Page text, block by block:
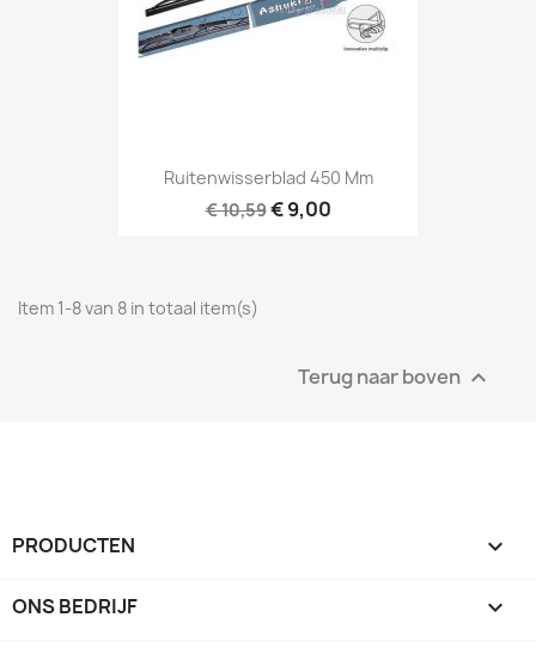
Ruitenwisserblad 450 Mm
€ 10,59€ 9,00
Item 1-8 van 8 in totaal item(s)
Terug naar boven 
PRODUCTEN 
ONS BEDRIJF 